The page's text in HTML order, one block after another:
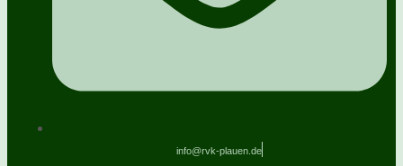
info@rvk-plauen.de